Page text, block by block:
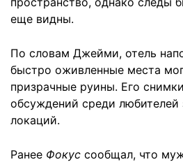
еще видны.
По словам Джейми, отель
быстро оживленные места
призрачные руины. Его
обсуждений среди любителей
локаций.
Ранее Фокус сообщал, что